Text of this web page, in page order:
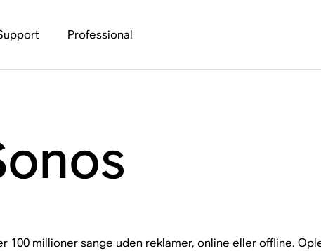
Professional
100 millioner sange uden reklamer, online eller offline.